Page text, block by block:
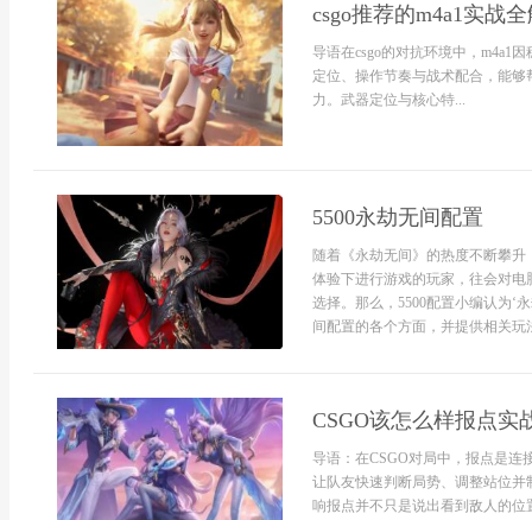
csgo推荐的m4a1实战
导语在csgo的对抗环境中，m4a1
定位、操作节奏与战术配合，能
力。武器定位与核心特...
5500永劫无间配置
随着《永劫无间》的热度不断攀
体验下进行游戏的玩家，往会对
选择。那么，5500配置小编认为‘
间配置的各个方面，并提供相关
CSGO该怎么样报点实
导语：在CSGO对局中，报点是连
让队友快速判断局势、调整站位
响报点并不只是说出看到敌人的